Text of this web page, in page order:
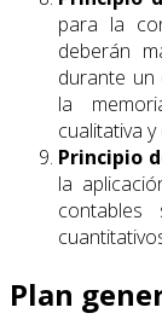
para la
deberán
durante un
la
cualitativa
Principio
la
Plan